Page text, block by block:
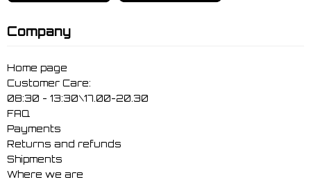
Company
Home page
Customer Care:
08:30 - 13:30\17.00-20.30
FAQ
Payments
Returns and refunds
Shipments
Where we are